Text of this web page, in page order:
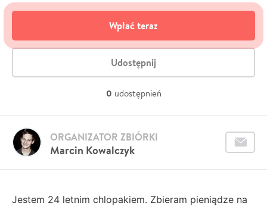
Wpłać teraz
Udostępnij
0 udostępnień
Marcin Kowalczyk
ORGANIZATOR ZBIÓRKI
Jestem 24 letnim chlopakiem. Zbieram pieniądze na